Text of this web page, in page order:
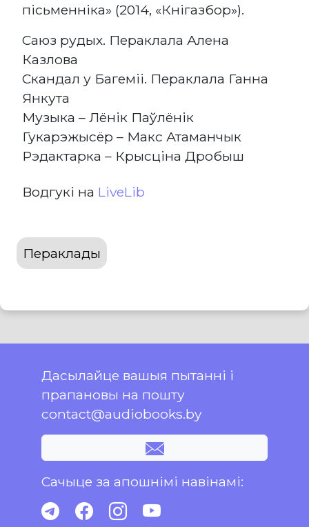
пісьменніка» (2014, «Кнігазбор»).
Саюз рудых. Пераклала Алена
Казлова
Скандал у Багеміі. Пераклала Ганна
Янкута
Музыка – Лёнік Паўлёнік
Гукарэжысёр – Макс Атаманчык
Рэдактарка – Крысціна Дробыш
Водгукі на LiveLib
Пераклады
Дасылайце вашыя пытанні і
прапановы на пошту
contact@audiobooks.by
Сачыце за апошнімі навінамі: